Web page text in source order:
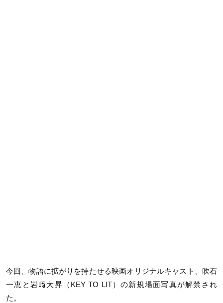
今回、物語に拡がりを持たせる映画オリジナルキャスト、吹石
一恵と岩﨑大昇（KEY TO LIT）の新規場面写真が解禁され
た。